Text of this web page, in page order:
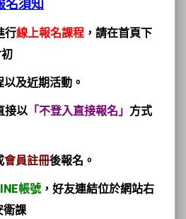
名須知
行線上報名課程，請在首頁下
及近期活動。
接以「不登入直接報名」 方式
會員註冊後報名。
帳號， 好友連結位於網站右
衛課